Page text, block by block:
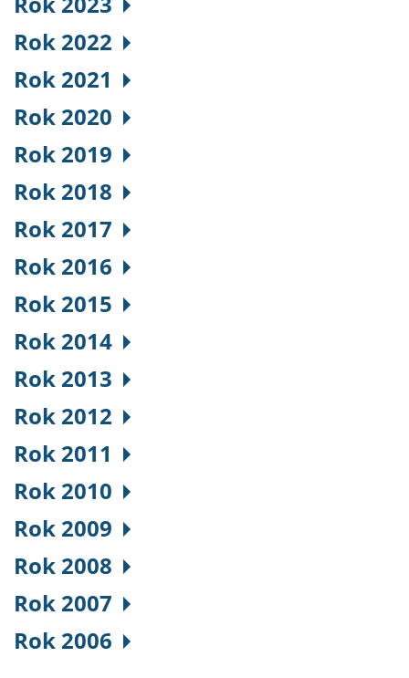
Rok 2022
Rok 2021
Rok 2020
Rok 2019
Rok 2018
Rok 2017
Rok 2016
Rok 2015
Rok 2014
Rok 2013
Rok 2012
Rok 2011
Rok 2010
Rok 2009
Rok 2008
Rok 2007
Rok 2006